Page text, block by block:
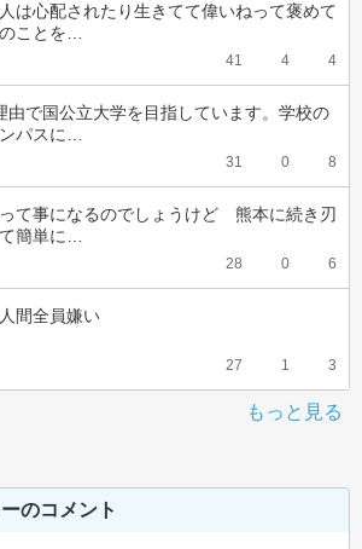
は心配されたり生きてて偉いねって褒めて
ことを…
41 4 4
由で国公立大学を目指しています。学校の
パスに…
31 0 8
て事になるのでしょうけど　熊本に続き刃
簡単に…
28 0 6
間全員嫌い
27 1 3
もっと見る
のコメント